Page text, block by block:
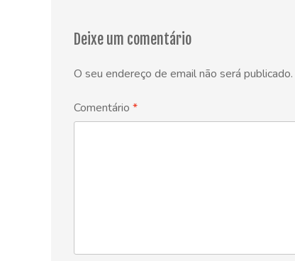
Deixe um comentário
O seu endereço de email não será publicado.
Comentário *